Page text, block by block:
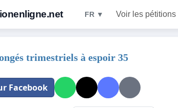
FR ▼ Voir les pétitions
trimestriels à espoir 35
Facebook